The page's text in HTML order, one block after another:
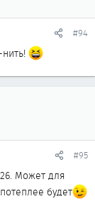
#94
#95
Может для
будет